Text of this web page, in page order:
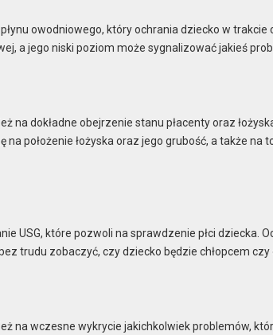
owodniowego, który ochrania dziecko w trakcie
a jego niski poziom może sygnalizować jakieś
na dokładne obejrzenie stanu płacenty oraz
położenie łożyska oraz jego grubość, a także na
USG, które pozwoli na sprawdzenie płci dziecka.
trudu zobaczyć, czy dziecko będzie chłopcem czy
na wczesne wykrycie jakichkolwiek problemów,